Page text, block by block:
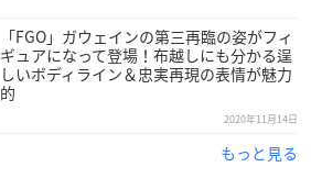
「FGO」ガウェインの第三再臨の姿がフィ
ギュアになって登場！布越しにも分かる逞
しいボディライン＆忠実再現の表情が魅力
的
2020年11月14日
もっと見る